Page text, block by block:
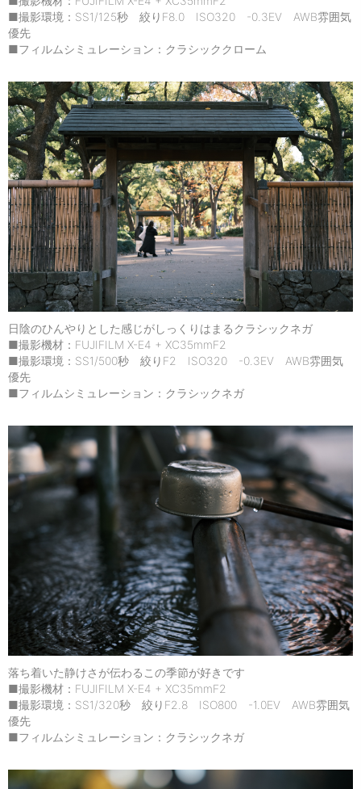
■撮影環境：SS1/125秒 絞りF8.0 ISO320 -0.3EV AWB雰囲気
優先
■フィルムシミュレーション：クラシッククローム
日陰のひんやりとした感じがしっくりはまるクラシックネガ
■撮影機材：FUJIFILM X-E4 + XC35mmF2
■撮影環境：SS1/500秒 絞りF2 ISO320 -0.3EV AWB雰囲気
優先
■フィルムシミュレーション：クラシックネガ
落ち着いた静けさが伝わるこの季節が好きです
■撮影機材：FUJIFILM X-E4 + XC35mmF2
■撮影環境：SS1/320秒 絞りF2.8 ISO800 -1.0EV AWB雰囲気
優先
■フィルムシミュレーション：クラシックネガ